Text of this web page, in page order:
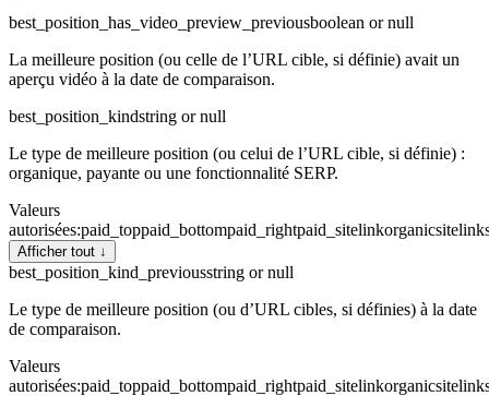
best_position_has_video_preview_previousboolean or null
La meilleure position (ou celle de l’URL cible, si définie) avait un
aperçu vidéo à la date de comparaison.
best_position_kindstring or null
Le type de meilleure position (ou celui de l’URL cible, si définie) :
organique, payante ou une fonctionnalité SERP.
Valeurs
autorisées:paid_toppaid_bottompaid_rightpaid_sitelinkorganicsitelink
Afficher tout ↓
best_position_kind_previousstring or null
Le type de meilleure position (ou d’URL cibles, si définies) à la date
de comparaison.
Valeurs
autorisées:paid_toppaid_bottompaid_rightpaid_sitelinkorganicsitelink